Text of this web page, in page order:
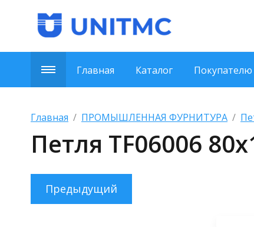
Главная Каталог Покупателю
Главная
  /
ПРОМЫШЛЕННАЯ ФУРНИТУРА
  /
Петля TF06006
Предыдущий